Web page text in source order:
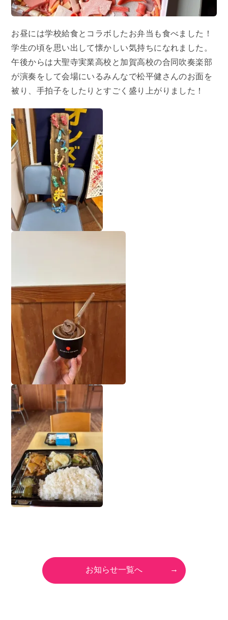
お昼には学校給食とコラボしたお弁当も食べました！
学生の頃を思い出して懐かしい気持ちになれました。
午後からは大聖寺実業高校と加賀高校の合同吹奏楽部
が演奏をして会場にいるみんなで松平健さんのお面を
被り、手拍子をしたりとすごく盛り上がりました！
お知らせ一覧へ